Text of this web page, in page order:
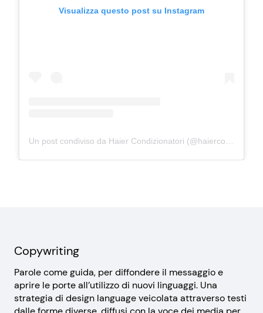
Visualizza questo post su Instagram
Un post condiviso da Haier Condizionatori (@haiercondizionatori)
Copywriting
Parole come guida, per diffondere il messaggio e
aprire le porte all’utilizzo di nuovi linguaggi. Una
strategia di design language veicolata attraverso testi